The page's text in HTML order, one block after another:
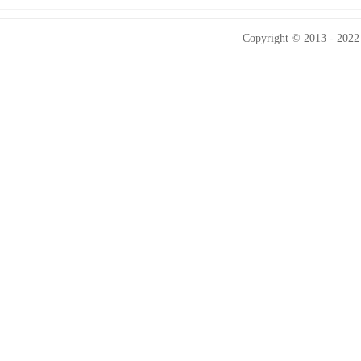
Copyright © 2013 -